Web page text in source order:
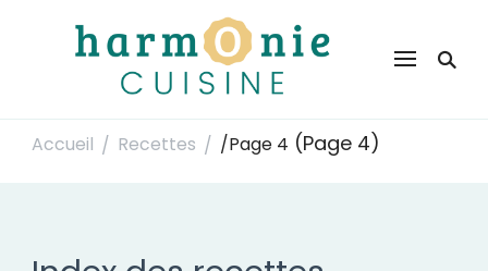
Harmonie Cuisine
Accueil / Recettes / /Page 4 (Page 4)